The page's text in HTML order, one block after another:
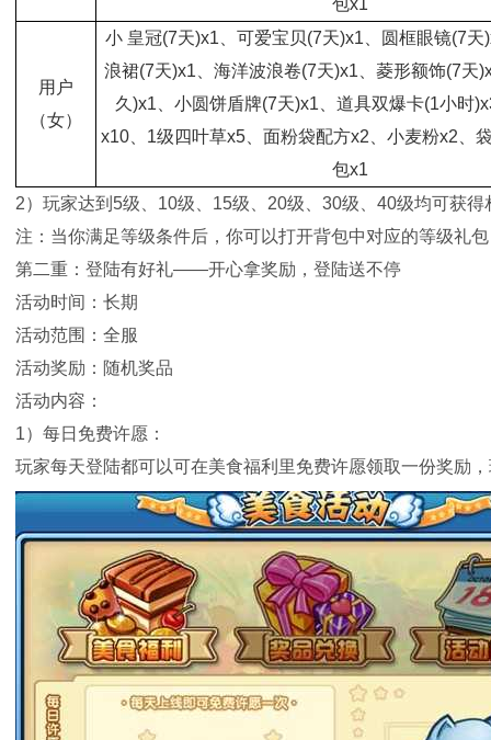
包x1
用户
（女）
小 皇冠(7天)x1、可爱宝贝(7天)x1、圆框眼镜(7天
浪裙(7天)x1、海洋波浪卷(7天)x1、菱形额饰(7天
久)x1、小圆饼盾牌(7天)x1、道具双爆卡(1小时
x10、1级四叶草x5、面粉袋配方x2、小麦粉x2、
包x1
2）玩家达到5级、10级、15级、20级、30级、40级均可获
注：当你满足等级条件后，你可以打开背包中对应的等级礼
第二重：登陆有好礼——开心拿奖励，登陆送不停
活动时间：长期
活动范围：全服
活动奖励：随机奖品
活动内容：
1）每日免费许愿：
玩家每天登陆都可以可在美食福利里免费许愿领取一份奖励